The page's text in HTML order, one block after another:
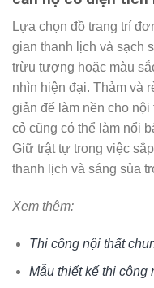
Lựa chọn đồ trang trí
gian thanh lịch và sạch
trừu tượng hoặc màu
nhìn hiện đại. Thảm và
giản để làm nền cho
cỏ cũng có thể làm nổi
Giữ trật tự trong việc
thanh lịch và sáng sủa
Xem thêm:
Thi công nội thất
Mẫu thiết kế thi công